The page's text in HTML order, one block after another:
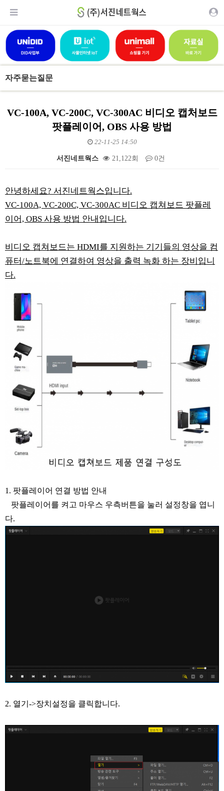
자주묻는질문
VC-100A, VC-200C, VC-300AC 비디오 캡처보드
팟플레이어, OBS 사용 방법
22-11-25 14:50
서진네트웍스 21,122회 0건
안녕하세요? 서진네트웍스입니다.
VC-100A, VC-200C, VC-300AC 비디오 캡쳐보드 팟플레
이어, OBS 사용 방법 안내입니다.
비디오 캡쳐보드는 HDMI를 지원하는 기기들의 영상을 컴
퓨터/노트북에 연결하여 영상을 출력 녹화 하는 장비입니
다.
1. 팟플레이어 연결 방법 안내
팟플레이어를 켜고 마우스 우측버튼을 눌러 설정창을 엽니
다.
2. 열기->장치설정을 클릭합니다.